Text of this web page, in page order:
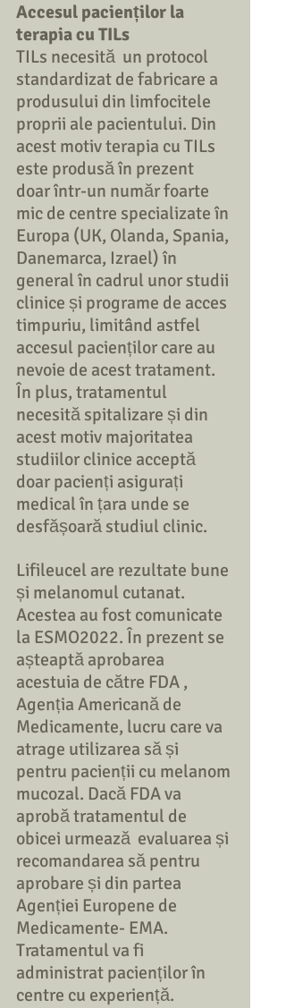
Accesul pacienților la
terapia cu TILs
TILs necesită  un protocol
standardizat de fabricare a
produsului din limfocitele
proprii ale pacientului. Din
acest motiv terapia cu TILs
este produsă în prezent
doar într-un număr foarte
mic de centre specializate în
Europa (UK, Olanda, Spania,
Danemarca, Izrael) în
general în cadrul unor studii
clinice și programe de acces
timpuriu, limitând astfel
accesul pacienților care au
nevoie de acest tratament.
În plus, tratamentul
necesită spitalizare și din
acest motiv majoritatea
studiilor clinice acceptă
doar pacienți asigurați
medical în țara unde se
desfășoară studiul clinic.
Lifileucel are rezultate bune
și melanomul cutanat.
Acestea au fost comunicate
la ESMO2022. În prezent se
așteaptă aprobarea
acestuia de către FDA ,
Agenția Americană de
Medicamente, lucru care va
atrage utilizarea să și
pentru pacienții cu melanom
mucozal. Dacă FDA va
aprobă tratamentul de
obicei urmează  evaluarea și
recomandarea să pentru
aprobare și din partea
Agenției Europene de
Medicamente- EMA.
Tratamentul va fi
administrat pacienților în
centre cu experiență.